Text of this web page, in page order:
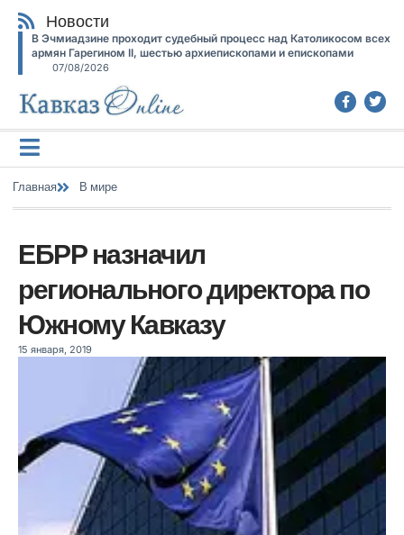
Новости
В Эчмиадзине проходит судебный процесс над Католикосом всех
армян Гарегином II, шестью архиепископами и епископами
07/08/2026
Главная В мире
ЕБРР назначил
регионального директора по
Южному Кавказу
15 января, 2019